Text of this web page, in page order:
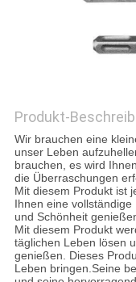
Produkt-
Wir brauchen eine
unser Leben
brauchen, es wird
die Überraschungen
Mit diesem Produkt ist
Ihnen eine
und Schönheit
Mit diesem Produkt
täglichen Leben lösen
genießen. Dieses
Leben bringen.Seine